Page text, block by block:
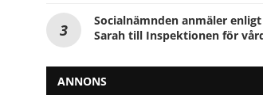
Socialnämnden anmäler
Sarah till Inspektionen för
ANNONS